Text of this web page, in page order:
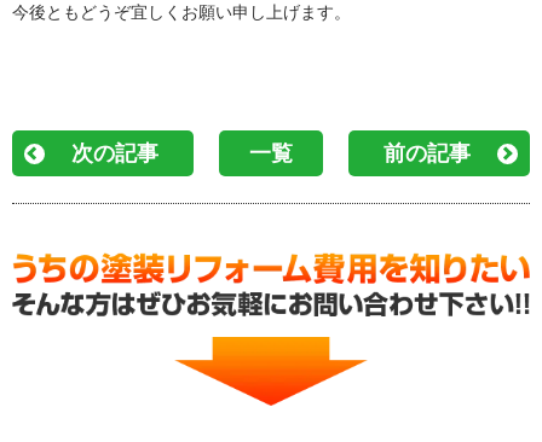
今後ともどうぞ宜しくお願い申し上げます。
次の記事 一覧 前の記事